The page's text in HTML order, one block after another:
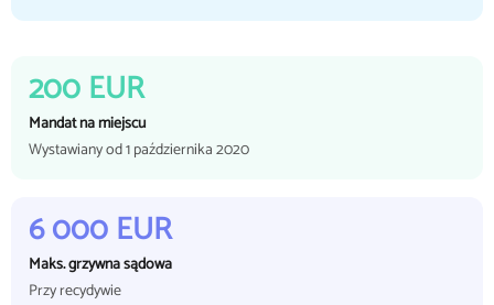
200 EUR
Mandat na miejscu
Wystawiany od 1 października 2020
6 000 EUR
Maks. grzywna sądowa
Przy recydywie